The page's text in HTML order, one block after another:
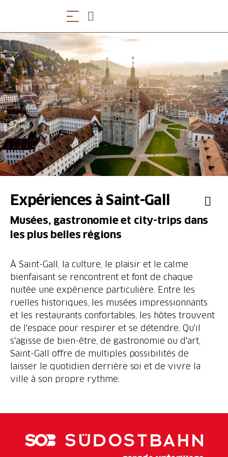
Expériences à Saint-Gall
Musées, gastronomie et city-trips dans
les plus belles régions
À Saint-Gall, la culture, le plaisir et le calme
bienfaisant se rencontrent et font de chaque
nuitée une expérience particulière. Entre les
ruelles historiques, les musées impressionnants
et les restaurants confortables, les hôtes trouvent
de l'espace pour respirer et se détendre. Qu'il
s'agisse de bien-être, de gastronomie ou d'art,
Saint-Gall offre de multiples possibilités de
laisser le quotidien derrière soi et de vivre la
ville à son propre rythme.